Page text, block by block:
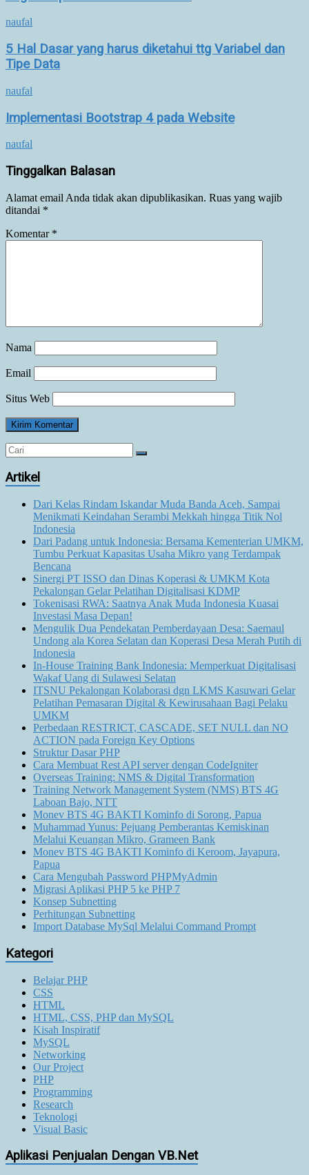
naufal
5 Hal Dasar yang harus diketahui ttg Variabel dan
Tipe Data
naufal
Implementasi Bootstrap 4 pada Website
naufal
Tinggalkan Balasan
Alamat email Anda tidak akan dipublikasikan. Ruas yang wajib
ditandai *
Komentar *
Nama
Email
Situs Web
Artikel
Dari Kelas Rindam Iskandar Muda Banda Aceh, Sampai
Menikmati Keindahan Serambi Mekkah hingga Titik Nol
Indonesia
Dari Padang untuk Indonesia: Bersama Kementerian UMKM,
Tumbu Perkuat Kapasitas Usaha Mikro yang Terdampak
Bencana
Sinergi PT ISSO dan Dinas Koperasi & UMKM Kota
Pekalongan Gelar Pelatihan Digitalisasi KDMP
Tokenisasi RWA: Saatnya Anak Muda Indonesia Kuasai
Investasi Masa Depan!
Mengulik Dua Pendekatan Pemberdayaan Desa: Saemaul
Undong ala Korea Selatan dan Koperasi Desa Merah Putih di
Indonesia
In-House Training Bank Indonesia: Memperkuat Digitalisasi
Wakaf Uang di Sulawesi Selatan
ITSNU Pekalongan Kolaborasi dgn LKMS Kasuwari Gelar
Pelatihan Pemasaran Digital & Kewirusahaan Bagi Pelaku
UMKM
Perbedaan RESTRICT, CASCADE, SET NULL dan NO
ACTION pada Foreign Key Options
Struktur Dasar PHP
Cara Membuat Rest API server dengan CodeIgniter
Overseas Training: NMS & Digital Transformation
Training Network Management System (NMS) BTS 4G
Laboan Bajo, NTT
Monev BTS 4G BAKTI Kominfo di Sorong, Papua
Muhammad Yunus: Pejuang Pemberantas Kemiskinan
Melalui Keuangan Mikro, Grameen Bank
Monev BTS 4G BAKTI Kominfo di Keroom, Jayapura,
Papua
Cara Mengubah Password PHPMyAdmin
Migrasi Aplikasi PHP 5 ke PHP 7
Konsep Subnetting
Perhitungan Subnetting
Import Database MySql Melalui Command Prompt
Kategori
Belajar PHP
CSS
HTML
HTML, CSS, PHP dan MySQL
Kisah Inspiratif
MySQL
Networking
Our Project
PHP
Programming
Research
Teknologi
Visual Basic
Aplikasi Penjualan Dengan VB.Net